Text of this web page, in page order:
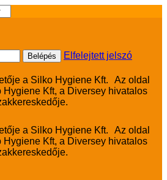
Elfelejtett jelszó
Az oldal
Hygiene Kft, a Diversey hivatalos
Az oldal
Hygiene Kft, a Diversey hivatalos